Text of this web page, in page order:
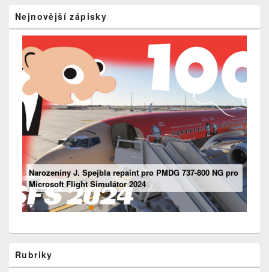
Nejnovější zápisky
Ventilace
Narozeniny J. Spejbla repaint pro PMDG 737-800 NG pro
Microsoft Flight Simulátor 2024 Boeing 737 – „Motorový“ panel
Mouseviator repaint pro PMDG 737-800 NG pro Microsoft
Flight Simulátor 2024
Rubriky